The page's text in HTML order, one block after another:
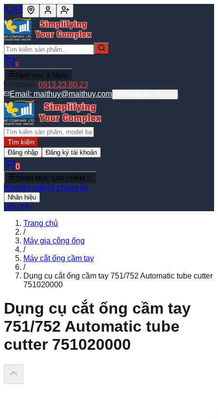
0
Danh mục & Menu
Hotline: 0913.23.80.23
Email: maithuy@maithuy.com
Tìm kiếm
Đăng nhập
Đăng ký tài khoản
0
DANH MỤC SẢN PHẨM
Khuyến mãiVề chúng tôi
Nhãn hiệu
Liên hệ
Trang chủ
/
Máy gia công ống
/
Máy cắt ống cầm tay
/
Dụng cụ cắt ống cầm tay 751/752 Automatic tube cutter
751020000
Dụng cụ cắt ống cầm tay
751/752 Automatic tube
cutter 751020000